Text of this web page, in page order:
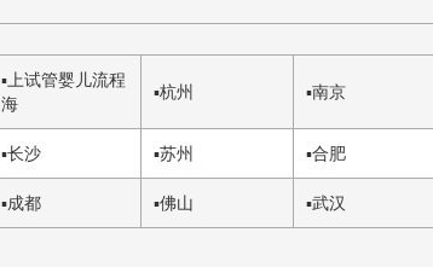
▪ 上试管婴儿流程
海
▪杭州 ▪南京
▪长沙 ▪苏州 ▪合肥
▪成都 ▪佛山 ▪武汉